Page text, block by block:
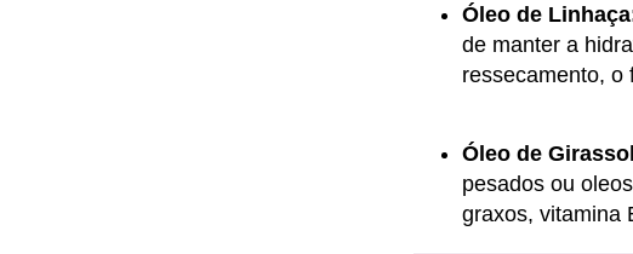
Óleo de
de manter a
ressecamento, o
Óleo de
pesados ou
graxos, vitamina